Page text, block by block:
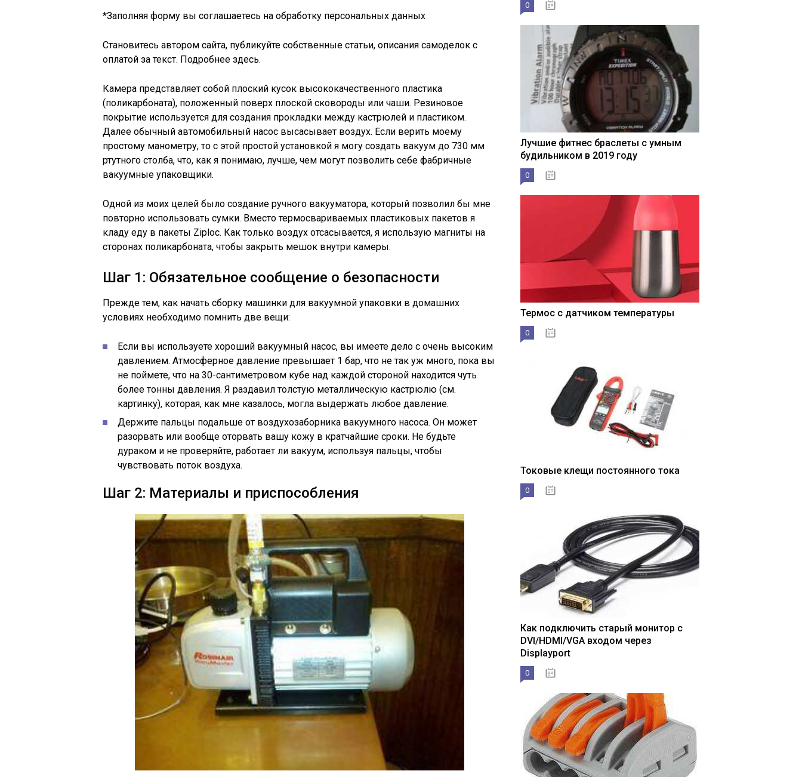
*Заполняя форму вы соглашаетесь на обработку персональных данных
Становитесь автором сайта, публикуйте собственные статьи, описания самоделок с
оплатой за текст. Подробнее здесь.
Камера представляет собой плоский кусок высококачественного пластика
(поликарбоната), положенный поверх плоской сковороды или чаши. Резиновое
покрытие используется для создания прокладки между кастрюлей и пластиком.
Далее обычный автомобильный насос высасывает воздух. Если верить моему
простому манометру, то с этой простой установкой я могу создать вакуум до 730 мм
ртутного столба, что, как я понимаю, лучше, чем могут позволить себе фабричные
вакуумные упаковщики.
Одной из моих целей было создание ручного вакууматора, который позволил бы мне
повторно использовать сумки. Вместо термосвариваемых пластиковых пакетов я
кладу еду в пакеты Ziploc. Как только воздух отсасывается, я использую магниты на
сторонах поликарбоната, чтобы закрыть мешок внутри камеры.
Шаг 1: Обязательное сообщение о безопасности
Прежде тем, как начать сборку машинки для вакуумной упаковки в домашних
условиях необходимо помнить две вещи:
Если вы используете хороший вакуумный насос, вы имеете дело с очень высоким
давлением. Атмосферное давление превышает 1 бар, что не так уж много, пока вы
не поймете, что на 30-сантиметровом кубе над каждой стороной находится чуть
более тонны давления. Я раздавил толстую металлическую кастрюлю (см.
картинку), которая, как мне казалось, могла выдержать любое давление.
Держите пальцы подальше от воздухозаборника вакуумного насоса. Он может
разорвать или вообще оторвать вашу кожу в кратчайшие сроки. Не будьте
дураком и не проверяйте, работает ли вакуум, используя пальцы, чтобы
чувствовать поток воздуха.
Шаг 2: Материалы и приспособления
0
Лучшие фитнес браслеты с умным
будильником в 2019 году
0
Термос с датчиком температуры
0
Токовые клещи постоянного тока
0
Как подключить старый монитор с
DVI/HDMI/VGA входом через
Displayport
0